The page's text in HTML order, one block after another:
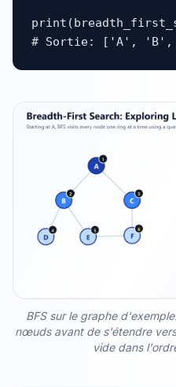
# Sortie: ['A',
BFS sur le graphe
nœuds avant de s'étendre
vide dans